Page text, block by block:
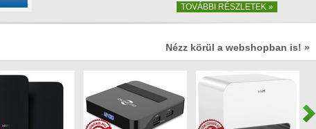
A TerraMaster-nél immár ez a minimum!
F2-425 és F4-425 NAS-szerverek: • Intel processzor
• 2,5 Gbit-es ethernet (+ SMB dual
TOVÁBBI RÉSZLETEK »
Nézz körül a webshopban is! »